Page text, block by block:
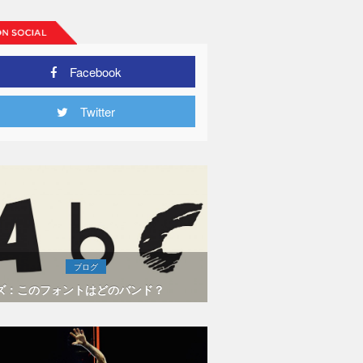
Facebook
Twitter
ブログ
：このフォントはどのバンド？